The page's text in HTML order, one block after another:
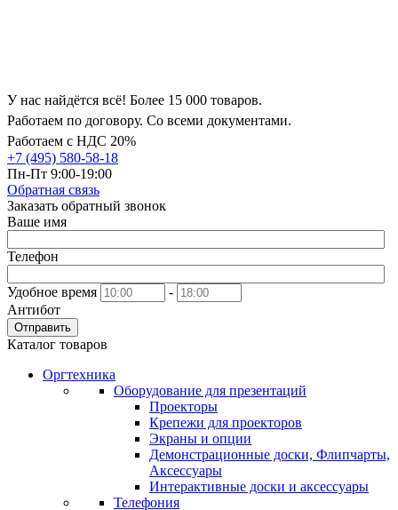
У нас найдётся всё! Более 15 000 товаров.
Работаем по договору. Со всеми документами.
Работаем с НДС 20%
+7 (495) 580-58-18
Пн-Пт 9:00-19:00
Обратная связь
Заказать обратный звонок
Ваше имя
Телефон
Удобное время
-
Антибот
Отправить
Каталог товаров
Оргтехника
Оборудование для презентаций
Проекторы
Крепежи для проекторов
Экраны и опции
Демонстрационные доски, Флипчарты,
Аксессуары
Интерактивные доски и аксессуары
Телефония